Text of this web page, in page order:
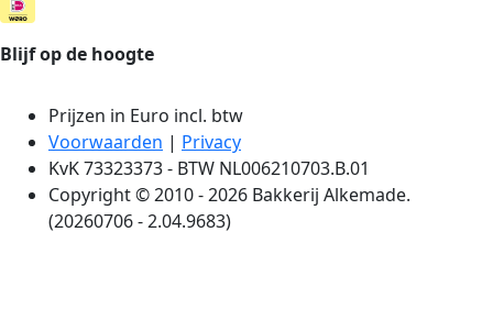
Blijf op de hoogte
Prijzen in Euro incl. btw
Voorwaarden | Privacy
KvK 73323373 - BTW NL006210703.B.01
Copyright © 2010 - 2026 Bakkerij Alkemade.
(20260706 - 2.04.9683)